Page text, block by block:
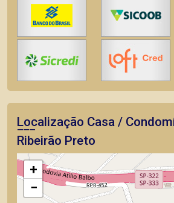
Localização Casa /
Ribeirão Preto
+
−